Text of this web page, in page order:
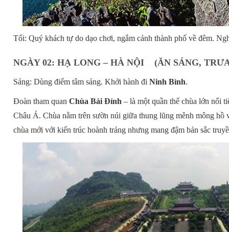
Tối: Quý khách tự do dạo chơi, ngắm cảnh thành phố về đêm.
NGÀY 02: HẠ LONG – HÀ NỘI (ĂN SÁNG,
Sáng: Dùng điểm tâm sáng. Khởi hành đi Ninh Bình.
Đoàn tham quan Chùa Bái Đính – là một quần thể chùa lớn nổi
Châu Á. Chùa nằm trên sườn núi giữa thung lũng mênh mông
chùa mới với kiến trúc hoành tráng nhưng mang đậm bản sắc